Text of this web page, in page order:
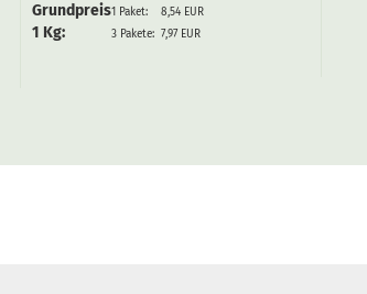
Grundpreis
1 Kg:
1 Paket: 8,54 EUR
3 Pakete: 7,97 EUR